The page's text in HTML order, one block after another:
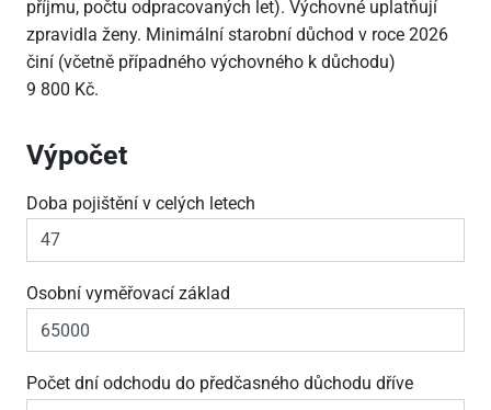
příjmu, počtu odpracovaných let). Výchovné uplatňují
zpravidla ženy. Minimální starobní důchod v roce 2026
činí (včetně případného výchovného k důchodu)
9 800 Kč.
Výpočet
Doba pojištění v celých letech
Osobní vyměřovací základ
Počet dní odchodu do předčasného důchodu dříve